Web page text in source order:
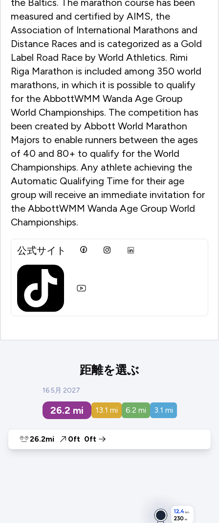
the Baltics. The marathon course has been
measured and certified by AIMS, the
Association of International Marathons and
Distance Races and is categorized as a Gold
Label Road Race by World Athletics. Rimi
Riga Marathon is included among 350 world
marathons, in which it is possible to qualify
for the AbbottWMM Wanda Age Group
World Championships. The competition has
been created by Abbott World Marathon
Majors to enable runners between the ages
of 40 and 80+ to qualify for the World
Championships. Any athlete achieving the
Automatic Qualifying Time for their age
group will receive an immediate invitation for
the AbbottWMM Wanda Age Group World
Championships.
公式サイト
距離を選ぶ
16 5月 2027
26.2 mi 13.1 mi 6.2 mi 3.1 mi
26.2mi 0ft 0ft